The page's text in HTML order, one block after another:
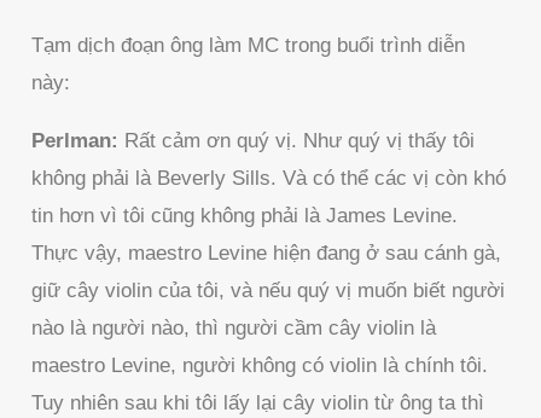
Tạm dịch đoạn ông làm MC trong buổi trình diễn
này:
Perlman: Rất cảm ơn quý vị. Như quý vị thấy tôi
không phải là Beverly Sills. Và có thể các vị còn khó
tin hơn vì tôi cũng không phải là James Levine.
Thực vậy, maestro Levine hiện đang ở sau cánh gà,
giữ cây violin của tôi, và nếu quý vị muốn biết người
nào là người nào, thì người cầm cây violin là
maestro Levine, người không có violin là chính tôi.
Tuy nhiên sau khi tôi lấy lại cây violin từ ông ta thì